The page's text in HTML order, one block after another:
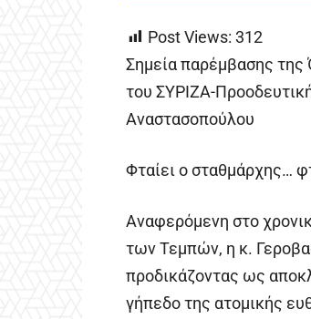
Post Views: 312
Σημεία παρέμβασης της
του ΣΥΡΙΖΑ-
Αναστασοπούλου
Φταίει ο σταθμάρχης…
Αναφερόμενη στο
των Τεμπών, η κ.
προδικάζοντας ως
γήπεδο της ατομικής